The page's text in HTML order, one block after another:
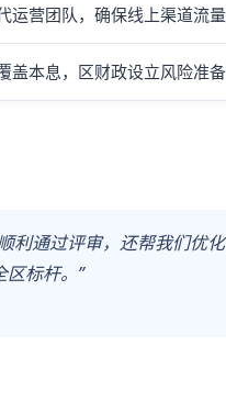
运营团队，确保线上渠道流
盖本息，区财政设立风险准
利通过评审，还帮我们优
标杆。”